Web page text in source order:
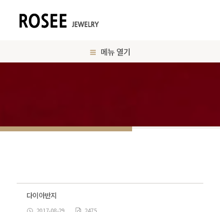
메뉴 열기
다이아반지
2017-08-29 2475